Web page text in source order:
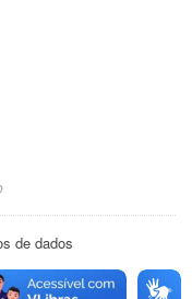
de dados